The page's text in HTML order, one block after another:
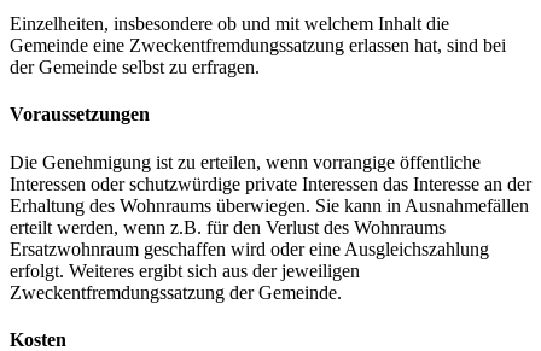
Einzelheiten, insbesondere ob und mit welchem Inhalt die
Gemeinde eine Zweckentfremdungssatzung erlassen hat, sind bei
der Gemeinde selbst zu erfragen.
Voraussetzungen
Die Genehmigung ist zu erteilen, wenn vorrangige öffentliche
Interessen oder schutzwürdige private Interessen das Interesse an der
Erhaltung des Wohnraums überwiegen. Sie kann in Ausnahmefällen
erteilt werden, wenn z.B. für den Verlust des Wohnraums
Ersatzwohnraum geschaffen wird oder eine Ausgleichszahlung
erfolgt. Weiteres ergibt sich aus der jeweiligen
Zweckentfremdungssatzung der Gemeinde.
Kosten